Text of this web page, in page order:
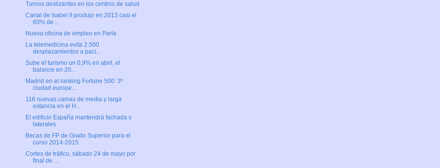
Turnos deslizantes en los centros de salud
Canal de Isabel II produjo en 2013 casi el
60% de ...
Nueva oficina de empleo en Parla
La telemedicina evita 2.500
desplazamientos a paci...
Sube el turismo un 0,9% en abril, el
balance en 20...
Madrid en el ranking Fortune 500: 3º
ciudad europe...
116 nuevas camas de media y larga
estancia en el H...
El edificio España mantendrá fachada y
laterales
Becas de FP de Grado Superior para el
curso 2014-2015
Cortes de tráfico, sábado 24 de mayo por
final de ...